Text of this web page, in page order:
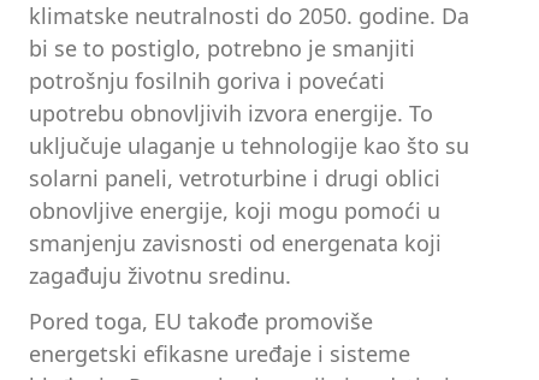
klimatske neutralnosti do 2050. godine. Da
bi se to postiglo, potrebno je smanjiti
potrošnju fosilnih goriva i povećati
upotrebu obnovljivih izvora energije. To
uključuje ulaganje u tehnologije kao što su
solarni paneli, vetroturbine i drugi oblici
obnovljive energije, koji mogu pomoći u
smanjenju zavisnosti od energenata koji
zagađuju životnu sredinu.
Pored toga, EU takođe promoviše
energetski efikasne uređaje i sisteme